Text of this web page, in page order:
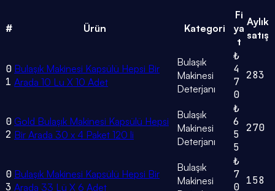
# Ürün Kategori
Fi
ya
t
Aylık
satış
0
1
Bulaşık Makinesi Kapsülü Hepsi Bir
Arada 10 Lu X 10 Adet
Bulaşık
Makinesi
Deterjanı
₺
4
7
0
283
0
2
Gold Bulaşık Makinesi Kapsülü Hepsi
Bir Arada 30 x 4 Paket 120 li
Bulaşık
Makinesi
Deterjanı
₺
6
5
5
270
0
3
Bulaşık Makinesi Kapsülü Hepsi Bir
Arada 33 Lü X 6 Adet
Bulaşık
Makinesi
₺
7
0
158